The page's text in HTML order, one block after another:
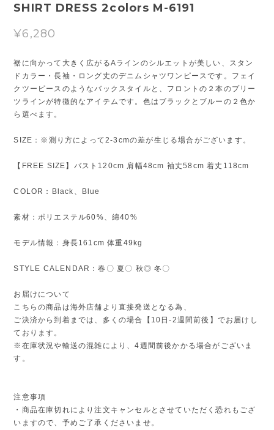
SHIRT DRESS 2colors M-6191
¥6,280
裾に向かって大きく広がるAラインのシルエットが美しい、スタン
ドカラー・長袖・ロング丈のデニムシャツワンピースです。フェイ
クツーピースのようなバックスタイルと、フロントの２本のプリー
ツラインが特徴的なアイテムです。色はブラックとブルーの２色か
ら選べます。
SIZE：※測り方によって2-3cmの差が生じる場合がございます。
【FREE SIZE】バスト120cm 肩幅48cm 袖丈58cm 着丈118cm
COLOR：Black、Blue
素材：ポリエステル60%、綿40%
モデル情報：身長161cm 体重49kg
STYLE CALENDAR：春〇 夏〇 秋◎ 冬〇
お届けについて
こちらの商品は海外店舗より直接発送となる為、
ご決済から到着までは、多くの場合【10日-2週間前後】でお届けし
ております。
※在庫状況や輸送の混雑により、4週間前後かかる場合がございま
す。
注意事項
・商品在庫切れにより注文キャンセルとさせていただく恐れもござ
いますので、予めご了承くださいませ。